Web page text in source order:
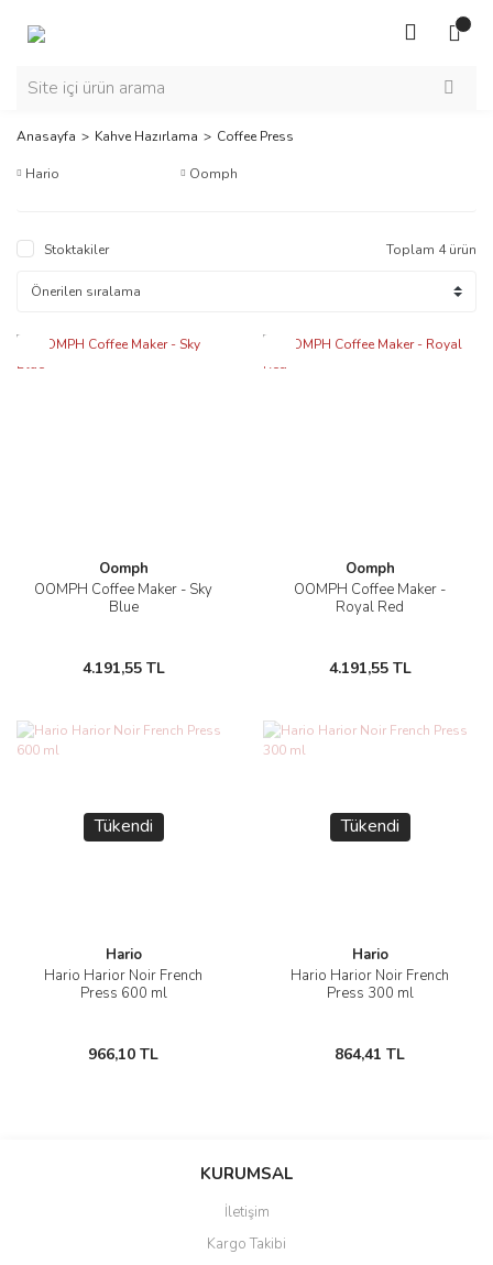
Anasayfa Kahve Hazırlama Coffee Press
Hario Oomph
Stoktakiler Toplam 4 ürün
Oomph
OOMPH Coffee Maker - Sky
Blue
4.191,55 TL
Oomph
OOMPH Coffee Maker -
Royal Red
4.191,55 TL
Tükendi
Hario
Hario Harior Noir French
Press 600 ml
966,10 TL
Tükendi
Hario
Hario Harior Noir French
Press 300 ml
864,41 TL
KURUMSAL
İletişim
Kargo Takibi